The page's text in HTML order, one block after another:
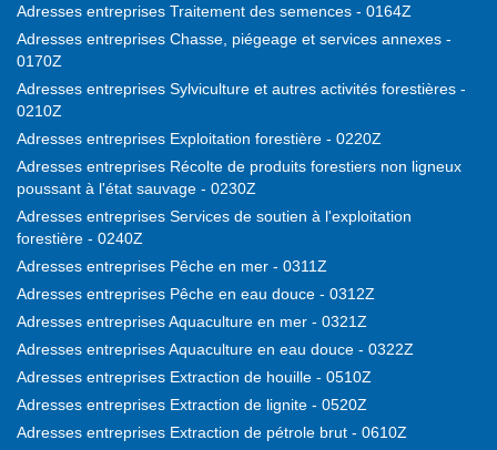
Adresses entreprises Traitement des semences - 0164Z
Adresses entreprises Chasse, piégeage et services annexes -
0170Z
Adresses entreprises Sylviculture et autres activités forestières -
0210Z
Adresses entreprises Exploitation forestière - 0220Z
Adresses entreprises Récolte de produits forestiers non ligneux
poussant à l'état sauvage - 0230Z
Adresses entreprises Services de soutien à l'exploitation
forestière - 0240Z
Adresses entreprises Pêche en mer - 0311Z
Adresses entreprises Pêche en eau douce - 0312Z
Adresses entreprises Aquaculture en mer - 0321Z
Adresses entreprises Aquaculture en eau douce - 0322Z
Adresses entreprises Extraction de houille - 0510Z
Adresses entreprises Extraction de lignite - 0520Z
Adresses entreprises Extraction de pétrole brut - 0610Z